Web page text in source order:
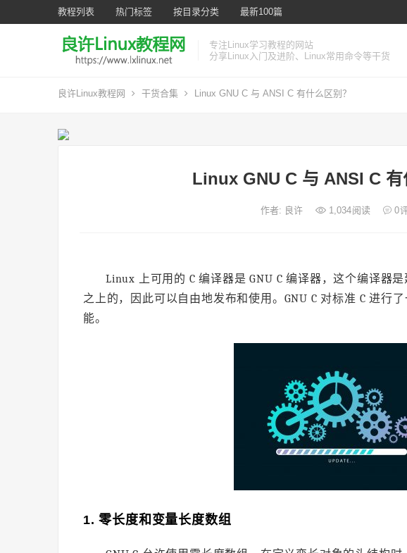
教程列表 热门标签 按目录分类 最新100篇
专注Linux学习教程的网站
分享Linux入门及进阶、Linux常用命令等干货
良许Linux教程网 干货合集 Linux GNU C 与 ANSI C 有什么区别？
Linux GNU C 与 ANSI C 有
作者: 良许 1,034阅读 0
Linux 上可用的 C 编译器是 GNU C 编译器，这个编译器
之上的，因此可以自由地发布和使用。GNU C 对标准 C 进行
能。
1. 零长度和变量长度数组